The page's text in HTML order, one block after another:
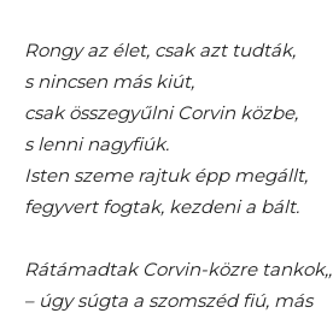
Rongy az élet, csak azt tudták,
s nincsen más kiút,
csak összegyűlni Corvin közbe,
s lenni nagyfiúk.
Isten szeme rajtuk épp megállt,
fegyvert fogtak, kezdeni a bált.
Rátámadtak Corvin-közre
– úgy súgta a szomszéd fiú, más